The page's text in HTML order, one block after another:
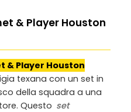
& Player Houston
& Player Houston
texana con un set in
della squadra a una
Questo set